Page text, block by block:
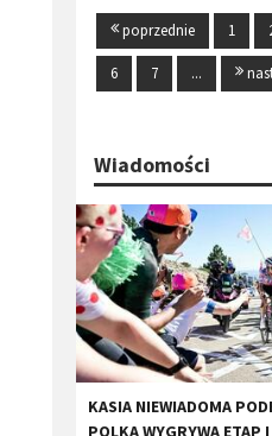
poprzednie 1
6 7 ...
Wiadomości
KASIA NIEWIADOMA
POLKA WYGRYWA ETAP